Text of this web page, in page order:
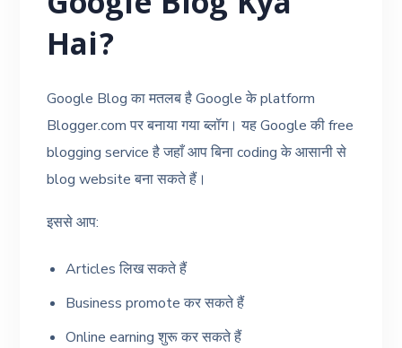
Hai?
Google Blog का मतलब है Google के platform
Blogger.com पर बनाया गया ब्लॉग। यह Google की free
blogging service है जहाँ आप बिना coding के आसानी से
blog website बना सकते हैं।
इससे आप:
Articles लिख सकते हैं
Business promote कर सकते हैं
Online earning शुरू कर सकते हैं